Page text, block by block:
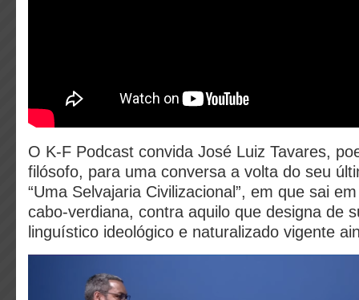
O K-F Podcast convida José Luiz Tavares,
filósofo, para uma conversa a volta do seu
“Uma Selvajaria Civilizacional”, em que sai
cabo-verdiana, contra aquilo que designa de
linguístico ideológico e naturalizado vigente